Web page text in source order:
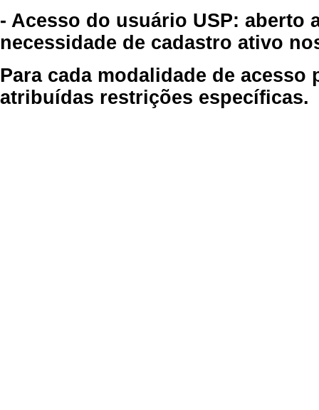
- Acesso do usuário USP: aberto
necessidade de cadastro ativo
Para cada modalidade de
atribuídas restrições específicas.